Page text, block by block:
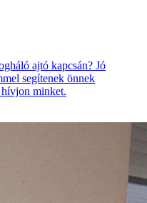
ajtó kapcsán? Jó
segítenek önnek
hívjon minket.